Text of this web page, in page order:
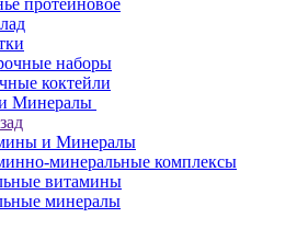
протеиновое
наборы
коктейли
Минералы
и Минералы
минеральные комплексы
витамины
минералы